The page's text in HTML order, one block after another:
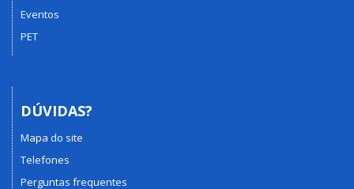
Eventos
PET
DÚVIDAS?
Mapa do site
Telefones
Perguntas frequentes